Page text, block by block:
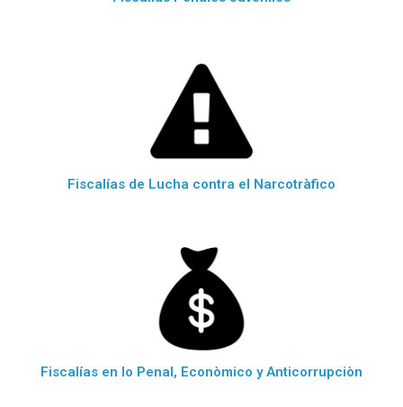
Fiscalías de Lucha contra el Narcotràfico
Fiscalías en lo Penal, Econòmico y Anticorrupciòn